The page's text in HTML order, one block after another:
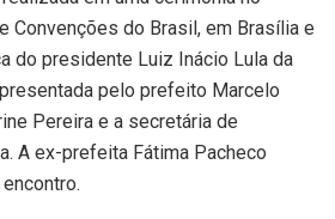
Convenções do Brasil, em Brasília e
do presidente Luiz Inácio Lula da
pelo prefeito Marcelo
Pereira e a secretária de
A ex-prefeita Fátima Pacheco